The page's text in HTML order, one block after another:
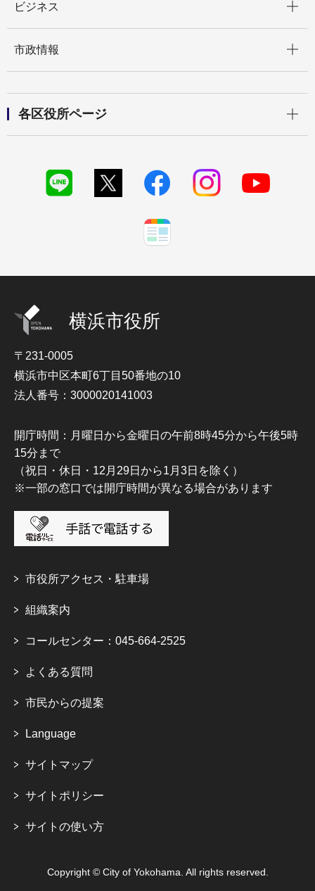
ビジネス
市政情報
各区役所ページ
横浜市役所
〒231-0005
横浜市中区本町6丁目50番地の10
法人番号：3000020141003
開庁時間：月曜日から金曜日の午前8時45分から午後5時
15分まで
（祝日・休日・12月29日から1月3日を除く）
※一部の窓口では開庁時間が異なる場合があります
市役所アクセス・駐車場
組織案内
コールセンター：045-664-2525
よくある質問
市民からの提案
Language
サイトマップ
サイトポリシー
サイトの使い方
Copyright © City of Yokohama. All rights reserved.